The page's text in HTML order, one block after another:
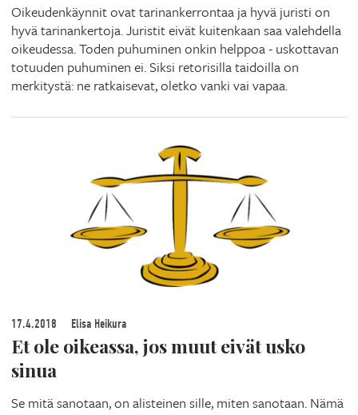
Oikeudenkäynnit ovat tarinankerrontaa ja hyvä juristi on
hyvä tarinankertoja. Juristit eivät kuitenkaan saa valehdella
oikeudessa. Toden puhuminen onkin helppoa - uskottavan
totuuden puhuminen ei. Siksi retorisilla taidoilla on
merkitystä: ne ratkaisevat, oletko vanki vai vapaa.
17.4.2018 Elisa Heikura
Et ole oikeassa, jos muut eivät usko
sinua
Se mitä sanotaan, on alisteinen sille, miten sanotaan. Nämä